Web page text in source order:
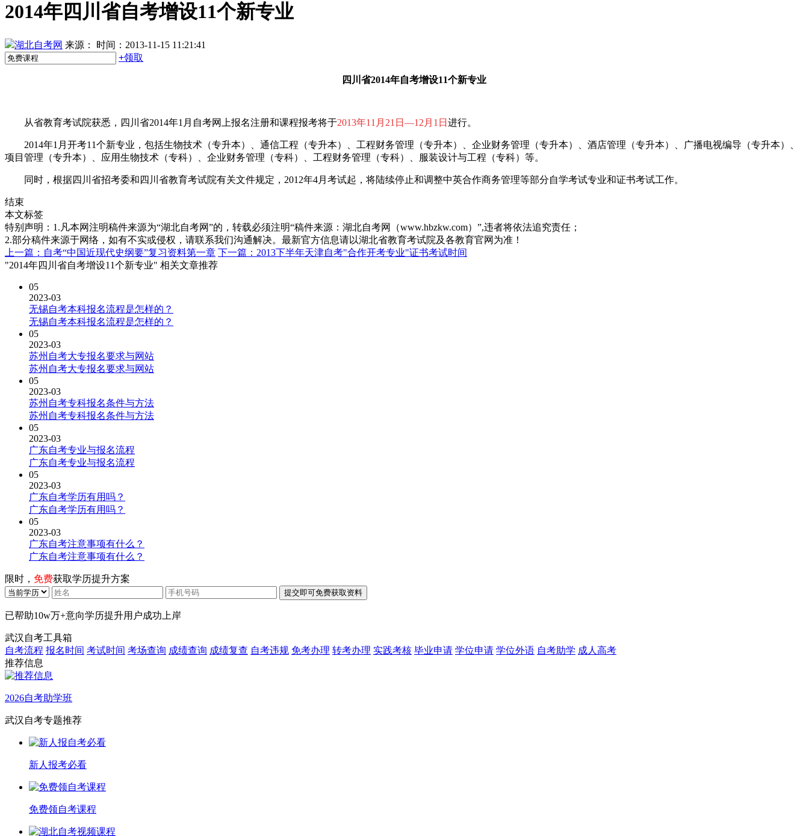
2014年四川省自考增设11个新专业
湖北自考网 来源：
时间：2013-11-15 11:21:41
+领取
四川省2014年自考增设11个新专业
从省教育考试院获悉，四川省2014年1月自考网上报名注册和课程报考将于2013年11月21日—12月1日 进行。
2014年1月开考11个新专业，包括生物技术（专升本）、通信工程（专升本）、工程财务管理（专升本）、企业财务管理（专升本）、酒店管理（专升本）、广播电视编导（专升本）、
项目管理（专升本）、应用生物技术（专科）、企业财务管理（专科）、工程财务管理（专科）、服装设计与工程（专科）等。
同时，根据四川省招考委和四川省教育考试院有关文件规定，2012年4月考试起，将陆续停止和调整中英合作商务管理等部分自学考试专业和证书考试工作。
结束
本文标签
特别声明：1.凡本网注明稿件来源为“湖北自考网”的，转载必须注明“稿件来源：湖北自考网（www.hbzkw.com）”,违者将依法追究责任；
2.部分稿件来源于网络，如有不实或侵权，请联系我们沟通解决。最新官方信息请以湖北省教育考试院及各教育官网为准！
上一篇：自考“中国近现代史纲要”复习资料第一章 下一篇：2013下半年天津自考"合作开考专业"证书考试时间
"2014年四川省自考增设11个新专业" 相关文章推荐
05
2023-03
无锡自考本科报名流程是怎样的？
无锡自考本科报名流程是怎样的？
05
2023-03
苏州自考大专报名要求与网站
苏州自考大专报名要求与网站
05
2023-03
苏州自考专科报名条件与方法
苏州自考专科报名条件与方法
05
2023-03
广东自考专业与报名流程
广东自考专业与报名流程
05
2023-03
广东自考学历有用吗？
广东自考学历有用吗？
05
2023-03
广东自考注意事项有什么？
广东自考注意事项有什么？
限时， 免费获取学历提升方案
已帮助10w万+意向学历提升用户成功上岸
武汉自考工具箱
自考流程 报名时间 考试时间 考场查询 成绩查询 成绩复查 自考违规 免考办理 转考办理 实践考核 毕业申请 学位申请 学位外语 自考助学 成人高考
推荐信息
2026自考助学班
武汉自考专题推荐
新人报考必看
免费领自考课程